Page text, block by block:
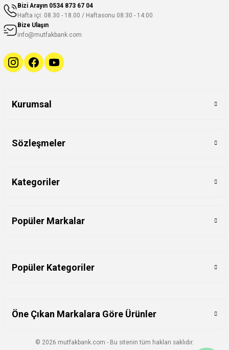
Bizi Arayın 0534 873 67 04
Hafta içi: 08.30 - 18.00 / Haftasonu 08:30 - 14:00
Bize Ulaşın
info@mutfakbank.com
Kurumsal
Sözleşmeler
Kategoriler
Popüler Markalar
Popüler Kategoriler
Öne Çıkan Markalara Göre Ürünler
© 2026 mutfakbank.com - Bu sitenin tüm hakları saklıdır.